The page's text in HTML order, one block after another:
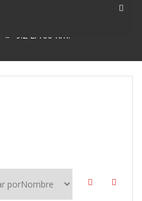
9.2 L/100 Km.